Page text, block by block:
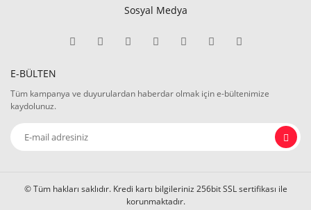
Sosyal Medya
E-BÜLTEN
Tüm kampanya ve duyurulardan haberdar olmak için e-bültenimize
kaydolunuz.
© Tüm hakları saklıdır. Kredi kartı bilgileriniz 256bit SSL sertifikası ile
korunmaktadır.